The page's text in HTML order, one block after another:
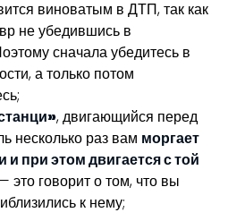
виноватым в ДТП, так как
не убедившись в
сначала убедитесь в
а только потом
, двигающийся перед
несколько раз вам моргает
и при этом двигается с той
это говорит о том, что вы
к нему;